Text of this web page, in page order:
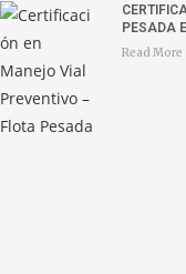
PESADA
Read More